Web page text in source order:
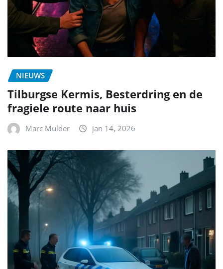
NIEUWS
Tilburgse Kermis, Besterdring en de
fragiele route naar huis
Marc Mulder jan 14, 2026